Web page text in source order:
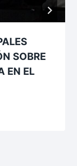
SOBRE
EN EL